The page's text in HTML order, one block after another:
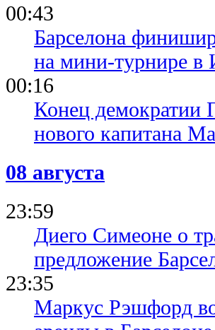
00:43
Барселона
на мини-турнире в
00:16
Конец демократии
нового капитана
08 августа
23:59
Диего Симеоне о
предложение
23:35
Маркус Рэшфорд